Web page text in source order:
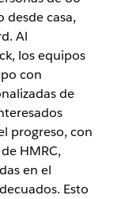
casa,
Al
los equipos
con
de
progreso, con
HMRC,
en el
Esto